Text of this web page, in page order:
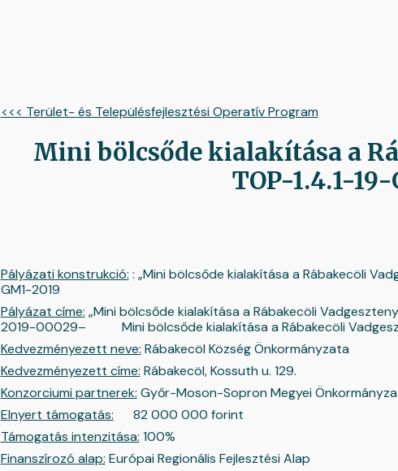
<<< Terület- és Településfejlesztési Operatív Program
Mini bölcsőde kialakítása a
TOP-1.4.1-
Pályázati konstrukció: : „Mini bölcsőde kialakítása a Rábakecöli
GM1-2019
Pályázat címe: „Mini bölcsőde kialakítása a Rábakecöli
2019-00029– Mini bölcsőde kialakítása a Rábakecöli
Kedvezményezett neve: Rábakecöl Község Önkormányzata
Kedvezményezett címe: Rábakecöl, Kossuth u. 129.
Konzorciumi partnerek: Győr-Moson-Sopron Megyei
Elnyert támogatás: 82 000 000 forint
Támogatás intenzitása: 100%
Finanszírozó alap: Európai Regionális Fejlesztési Alap